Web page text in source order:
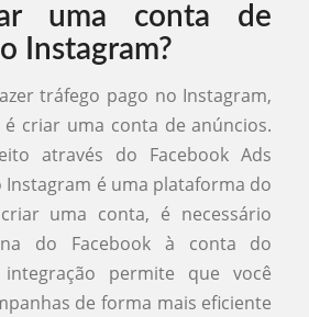
uma conta de
Instagram?
tráfego pago no Instagram,
criar uma conta de anúncios.
através do Facebook Ads
Instagram é uma plataforma do
uma conta, é necessário
do Facebook à conta do
integração permite que você
de forma mais eficiente